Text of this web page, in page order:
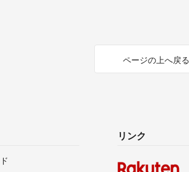
ページの上へ戻る
リンク